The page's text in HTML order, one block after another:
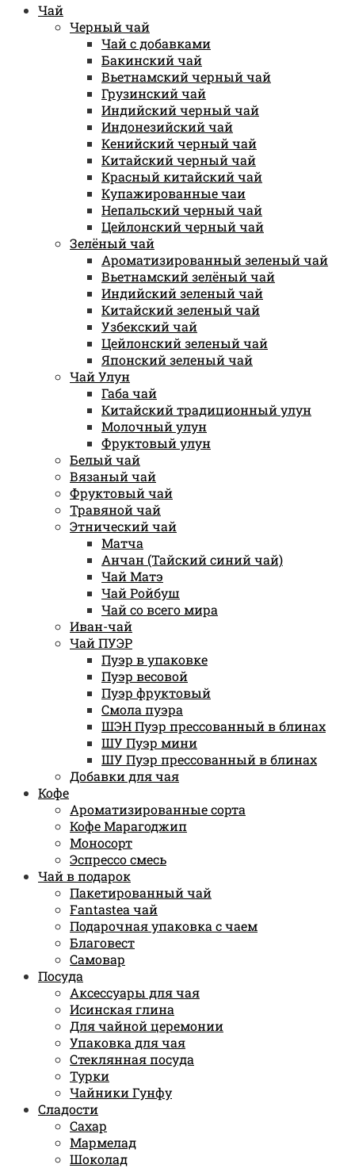
Чай
Черный чай
Чай с добавками
Бакинский чай
Вьетнамский черный чай
Грузинский чай
Индийский черный чай
Индонезийский чай
Кенийский черный чай
Китайский черный чай
Красный китайский чай
Купажированные чаи
Непальский черный чай
Цейлонский черный чай
Зелёный чай
Ароматизированный зеленый чай
Вьетнамский зелёный чай
Индийский зеленый чай
Китайский зеленый чай
Узбекский чай
Цейлонский зеленый чай
Японский зеленый чай
Чай Улун
Габа чай
Китайский традиционный улун
Молочный улун
Фруктовый улун
Белый чай
Вязаный чай
Фруктовый чай
Травяной чай
Этнический чай
Матча
Анчан (Тайский синий чай)
Чай Матэ
Чай Ройбуш
Чай со всего мира
Иван-чай
Чай ПУЭР
Пуэр в упаковке
Пуэр весовой
Пуэр фруктовый
Смола пуэра
ШЭН Пуэр прессованный в блинах
ШУ Пуэр мини
ШУ Пуэр прессованный в блинах
Добавки для чая
Кофе
Ароматизированные сорта
Кофе Марагоджип
Моносорт
Эспрессо смесь
Чай в подарок
Пакетированный чай
Fantastea чай
Подарочная упаковка с чаем
Благовест
Самовар
Посуда
Аксессуары для чая
Исинская глина
Для чайной церемонии
Упаковка для чая
Стеклянная посуда
Турки
Чайники Гунфу
Сладости
Сахар
Мармелад
Шоколад